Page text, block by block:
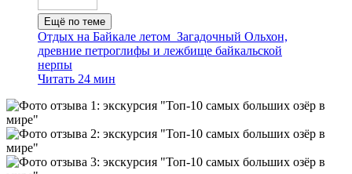
Ещё по теме
Отдых на Байкале летом Загадочный Ольхон,
древние петроглифы и лежбище байкальской
нерпы
Читать 24 мин